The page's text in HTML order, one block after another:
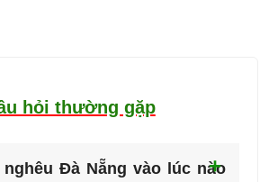
hỏi thường gặp
Đà Nẵng vào lúc nào